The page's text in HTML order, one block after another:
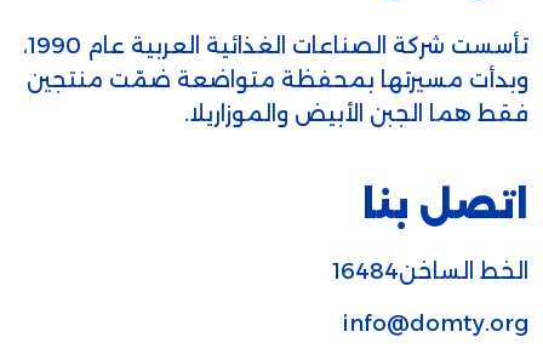
تأسست شركة الصناعات الغذائية العربية عام 1990،
وبدأت مسيرتها بمحفظة متواضعة ضمّت منتجين
فقط هما الجبن الأبيض والموزاريلا.
اتصل بنا
الخط الساخن16484
info@domty.org